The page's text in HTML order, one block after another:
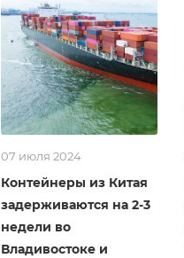
07 июля 2024
Контейнеры из Китая
задерживаются на 2-3
недели во
Владивостоке и